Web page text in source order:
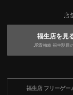
店
福生店を見
JR青梅線 福生駅目
福生店 フリーゲー